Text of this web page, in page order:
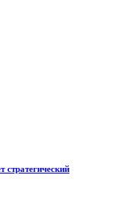
стратегический